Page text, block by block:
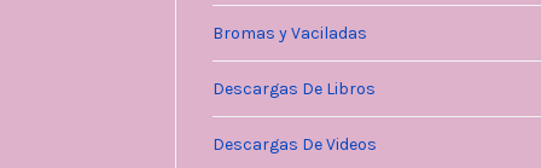
Bromas y Vaciladas
Descargas De Libros
Descargas De Videos